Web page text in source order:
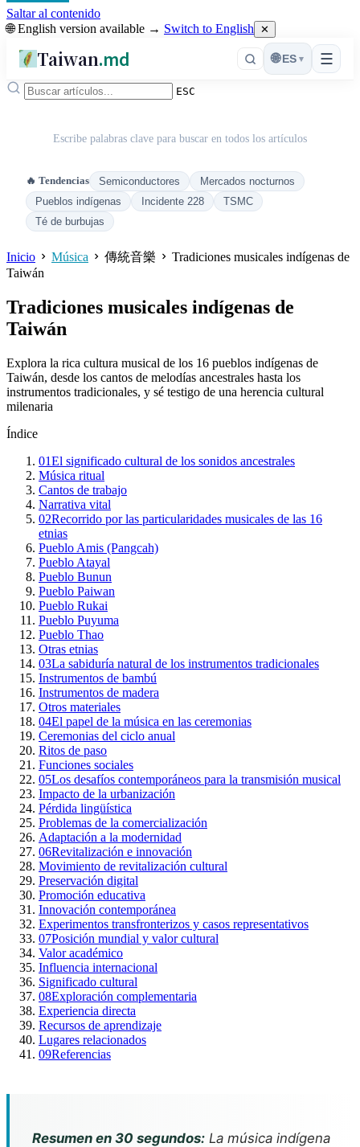
Saltar al contenido
🌐 English version available → Switch to English ✕
Taiwan.md ☰
🌐 ES ▾
ESC
Escribe palabras clave para buscar en todos los artículos
🔥 Tendencias Semiconductores
Mercados nocturnos
Pueblos indígenas
Incidente 228
TSMC
Té de burbujas
Inicio Música 傳統音樂
Tradiciones musicales indígenas de
Taiwán
Tradiciones musicales indígenas de
Taiwán
Explora la rica cultura musical de los 16 pueblos indígenas de
Taiwán, desde los cantos de melodías ancestrales hasta los
instrumentos tradicionales, y sé testigo de una herencia cultural
milenaria
Índice
01El significado cultural de los sonidos ancestrales
Música ritual
Cantos de trabajo
Narrativa vital
02Recorrido por las particularidades musicales de las 16
etnias
Pueblo Amis (Pangcah)
Pueblo Atayal
Pueblo Bunun
Pueblo Paiwan
Pueblo Rukai
Pueblo Puyuma
Pueblo Thao
Otras etnias
03La sabiduría natural de los instrumentos tradicionales
Instrumentos de bambú
Instrumentos de madera
Otros materiales
04El papel de la música en las ceremonias
Ceremonias del ciclo anual
Ritos de paso
Funciones sociales
05Los desafíos contemporáneos para la transmisión musical
Impacto de la urbanización
Pérdida lingüística
Problemas de la comercialización
Adaptación a la modernidad
06Revitalización e innovación
Movimiento de revitalización cultural
Preservación digital
Promoción educativa
Innovación contemporánea
Experimentos transfronterizos y casos representativos
07Posición mundial y valor cultural
Valor académico
Influencia internacional
Significado cultural
08Exploración complementaria
Experiencia directa
Recursos de aprendizaje
Lugares relacionados
09Referencias
Resumen en 30 segundos: La música indígena